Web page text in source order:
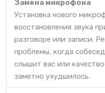
Замена микрофона
Установка нового
восстановления звука
разговоре или записи.
проблемы, когда
слышит вас или
заметно ухудшилось.